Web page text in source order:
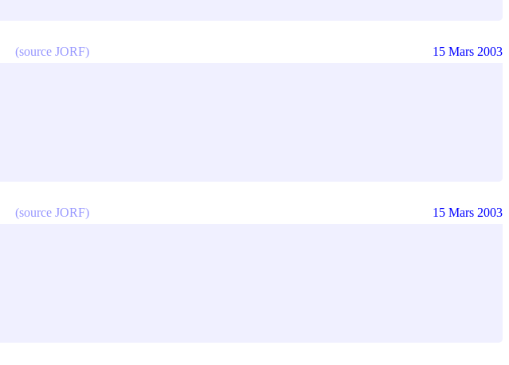
(source JORF) 15 Mars 2003
(source JORF) 15 Mars 2003